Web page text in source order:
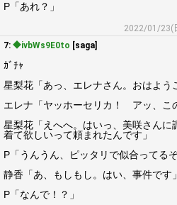
P「あれ？」
2022/01/23(
7: ◆ivbWs9E0to [saga]
ｶﾞﾁｬ
星梨花「あっ、エレナさん。おはよう
エレナ「ヤッホーセリカ！ アッ、こ
星梨花「えへへ。はいっ、美咲さんに
着て欲しいって頼まれたんです」
P「うんうん、ピッタリで似合ってるぞ
静香「あ、もしもし。はい、事件です」
P「なんで！？」